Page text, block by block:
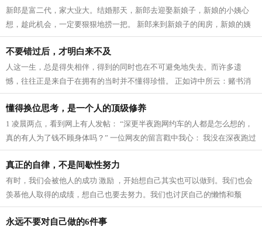
新郎是富二代，家大业大。结婚那天，新郎去迎娶新娘子，新娘的小姨心
想，趁此机会，一定要狠狠地捞一把。 新郎来到新娘子的闺房，新娘的姨
妈从里面杠上门，喊：“拿红包。”新...
不要错过后，才明白来不及
人这一生，总是得失相伴，得到的同时也在不可避免地失去。而许多遗
憾，往往正是来自于在拥有的当时并不懂得珍惜。 正如诗中所云：赌书消
得泼茶香，当时只道是寻常。 生命中有...
懂得换位思考，是一个人的顶级修养
1 凌晨两点，看到网上有人发帖： “深更半夜跑网约车的人都是怎么想的，
真的有人为了钱不顾身体吗？” 一位网友的留言戳中我心： 我没在深夜跑过
网约车，但我能理解他们。半夜...
真正的自律，不是间歇性努力
有时，我们会被他人的成功 激励 ，开始想自己其实也可以做到。我们也会
羡慕他人取得的成绩，想自己也要去努力。我们也讨厌自己的懒惰和颓
废，想要彻底去改变现状。 事实上，刚...
永远不要对自己做的6件事